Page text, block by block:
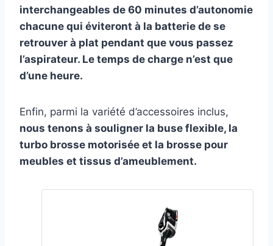
interchangeables de 60 minutes d’autonomie
chacune qui éviteront à la batterie de se
retrouver à plat pendant que vous passez
l’aspirateur. Le temps de charge n’est que
d’une heure.
Enfin, parmi la variété d’accessoires inclus,
nous tenons à souligner la buse flexible, la
turbo brosse motorisée et la brosse pour
meubles et tissus d’ameublement.